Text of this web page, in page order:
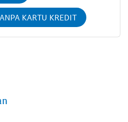
KARTU KREDIT